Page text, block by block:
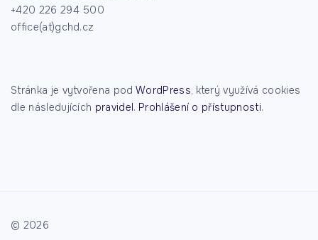
+420 226 294 500
office(at)gchd.cz
Stránka je vytvořena pod WordPress, který využívá cookies
dle následujících pravidel. Prohlášení o přístupnosti.
© 2026